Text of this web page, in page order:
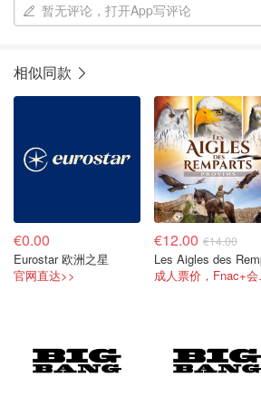
暂无评论，打开App写评论
相似同款
€0.00
Eurostar 欧洲之星
官网直达>>
€12.00 €14.00
成